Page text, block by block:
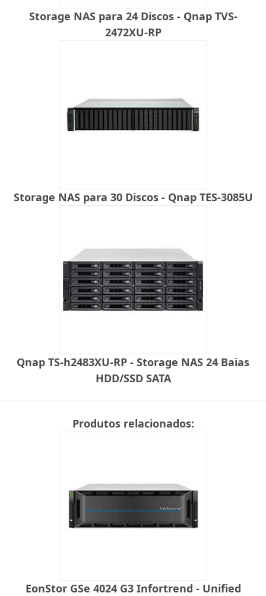
Storage NAS para 24 Discos - Qnap TVS-
2472XU-RP
Storage NAS para 30 Discos - Qnap TES-3085U
Qnap TS-h2483XU-RP - Storage NAS 24 Baias
HDD/SSD SATA
Produtos relacionados:
EonStor GSe 4024 G3 Infortrend - Unified